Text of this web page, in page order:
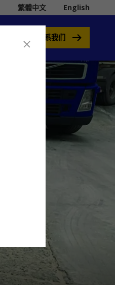
繁體中文 English
联系我们